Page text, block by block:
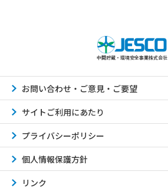
中間貯蔵・環境安全事業株式会社
お問い合わせ・ご意見・ご要望
サイトご利用にあたり
プライバシーポリシー
個人情報保護方針
リンク